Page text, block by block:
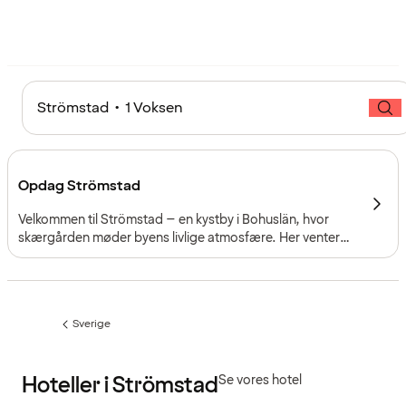
Strömstad • 1 Voksen
Opdag Strömstad
Velkommen til Strömstad – en kystby i Bohuslän, hvor
skærgården møder byens livlige atmosfære. Her venter
friske skaldyr, charmerende småøer og forfriskende dyp
Forrige
Sverige
Hoteller i StrömstadSe vores hotel